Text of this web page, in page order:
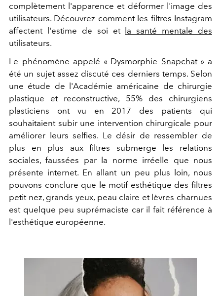
complètement l'apparence et déformer l'image des
utilisateurs. Découvrez comment les filtres Instagram
affectent l'estime de soi et la santé mentale des
utilisateurs.
Le phénomène appelé « Dysmorphie Snapchat» a
été un sujet assez discuté ces derniers temps. Selon
une étude de l'Académie américaine de chirurgie
plastique et reconstructive, 55% des chirurgiens
plasticiens ont vu en 2017 des patients qui
souhaitaient subir une intervention chirurgicale pour
améliorer leurs selfies. Le désir de ressembler de
plus en plus aux filtres submerge les relations
sociales, faussées par la norme irréelle que nous
présente internet. En allant un peu plus loin, nous
pouvons conclure que le motif esthétique des filtres
petit nez, grands yeux, peau claire et lèvres charnues
est quelque peu suprémaciste car il fait référence à
l'esthétique européenne.